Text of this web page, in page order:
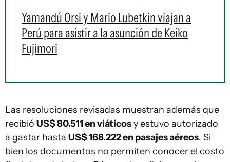
Yamandú Orsi y Mario Lubetkin viajan a
Perú para asistir a la asunción de Keiko
Fujimori
Las resoluciones revisadas muestran además que
recibió US$ 80.511 en viáticosy estuvo autorizado
a gastar hasta US$ 168.222 en pasajes aéreos. Si
bien los documentos no permiten conocer el costo